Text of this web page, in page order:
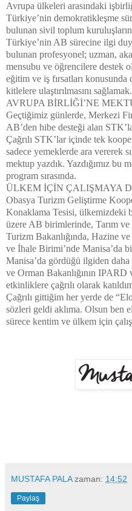
Avrupa ülkeleri arasındaki
Türkiye’nin demokratikleşme
bulunan sivil toplum
Türkiye’nin AB sürecine ilgi
bulunan profesyonel; uzman,
mensubu ve öğrencilere destek
eğitim ve iş fırsatları
kitlelere ulaştırılmasını sağlamak.
AVRUPA BİRLİĞİ’NE
Geçtiğimiz günlerde, Merkezi
AB’den hibe desteği alan
Çağrılı STK’lar içinde tek
sadece yemeklerde ara vererek
mektup yazdık. Yazdığımız bu
program sırasında.
ÜLKEM İÇİN ÇALIŞMAYA
Obasya Turizm Geliştirme
Konaklama Tesisi, ülkemizdeki
üzere AB birimlerinde, Tarım
Turizm Bakanlığında, Hazine
ve İhale Birimi’nde Manisa’da
Manisa’da gördüğü ilgiden
ve Orman Bakanlığının
etkinliklere çağrılı olarak
Çağrılı gittiğim her yerde de
sözleri geldi aklıma. Olsun ben
sürece kentim ve ülkem için
MUSTAFA PALA zaman: 14:52
Paylaş